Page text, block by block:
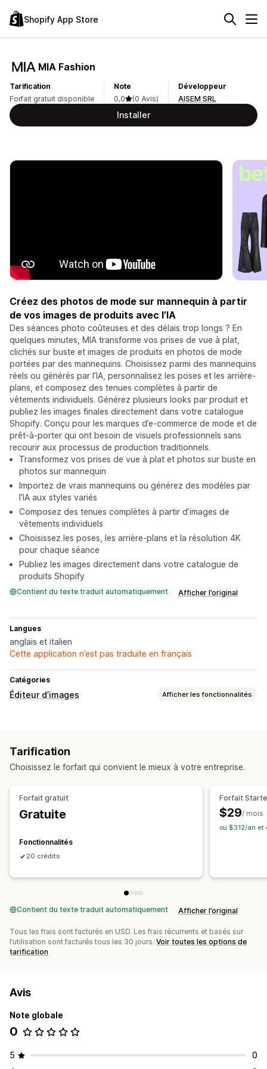
Shopify App Store
MIA Fashion
Tarification
Forfait gratuit disponible
Note
0,0
(0 Avis)
Développeur
AISEM SRL
Installer
Créez des photos de mode sur mannequin à partir
de vos images de produits avec l’IA
Des séances photo coûteuses et des délais trop longs ? En
quelques minutes, MIA transforme vos prises de vue à plat,
clichés sur buste et images de produits en photos de mode
portées par des mannequins. Choisissez parmi des mannequins
réels ou générés par l’IA, personnalisez les poses et les arrière-
plans, et composez des tenues complètes à partir de
vêtements individuels. Générez plusieurs looks par produit et
publiez les images finales directement dans votre catalogue
Shopify. Conçu pour les marques d’e-commerce de mode et de
prêt-à-porter qui ont besoin de visuels professionnels sans
recourir aux processus de production traditionnels.
Transformez vos prises de vue à plat et photos sur buste en
photos sur mannequin
Importez de vrais mannequins ou générez des modèles par
l’IA aux styles variés
Composez des tenues complètes à partir d’images de
vêtements individuels
Choisissez les poses, les arrière-plans et la résolution 4K
pour chaque séance
Publiez les images directement dans votre catalogue de
produits Shopify
Contient du texte traduit automatiquement Afficher l’original
Langues
anglais et italien
Cette application n’est pas traduite en français
Catégories
Éditeur d’images Afficher les fonctionnalités
Génération basée sur l’IA
Tarification
Choisissez le forfait qui convient le mieux à votre entreprise.
Forfait gratuit
Gratuite
Fonctionnalités
20 crédits
Forfait
$29/ mois
ou $312/an et
Contient du texte traduit automatiquement Afficher l’original
Tous les frais sont facturés en USD. Les frais récurrents et basés sur
l’utilisation sont facturés tous les 30 jours. Voir toutes les options de
tarification
Avis
Note globale
0
5
0